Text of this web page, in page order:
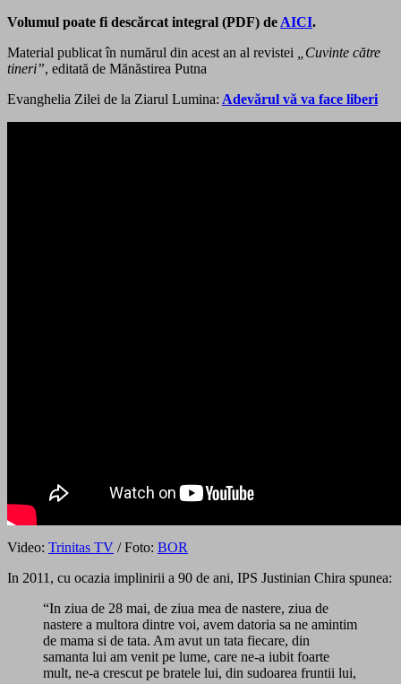
Volumul poate fi descărcat integral (PDF) de AICI.
Material publicat în numărul din acest an al revistei
„Cuvinte către
tineri”, editată de Mănăstirea Putna
Evanghelia Zilei de la Ziarul Lumina: Adevărul vă va face liberi
Video: Trinitas TV / Foto: BOR
In 2011, cu ocazia implinirii a 90 de ani, IPS Justinian Chira spunea:
“In ziua de 28 mai, de ziua mea de nastere, ziua de
nastere a multora dintre voi, avem datoria sa ne amintim
de mama si de tata. Am avut un tata fiecare, din
samanta lui am venit pe lume, care ne-a iubit foarte
mult, ne-a crescut pe bratele lui, din sudoarea fruntii lui,